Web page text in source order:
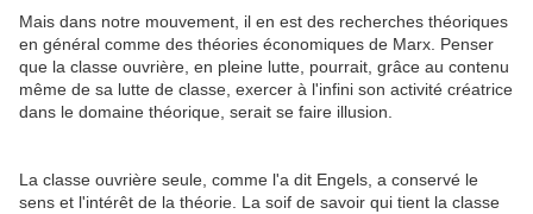
Mais dans notre mouvement, il en est des recherches théoriques
en général comme des théories économiques de Marx. Penser
que la classe ouvrière, en pleine lutte, pourrait, grâce au contenu
même de sa lutte de classe, exercer à l'infini son activité créatrice
dans le domaine théorique, serait se faire illusion.
La classe ouvrière seule, comme l'a dit Engels, a conservé le
sens et l'intérêt de la théorie. La soif de savoir qui tient la classe